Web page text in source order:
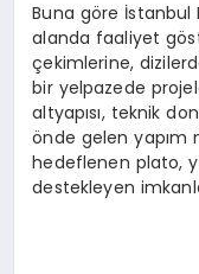
Buna göre İstanbul
alanda faaliyet
çekimlerine,
bir yelpazede
altyapısı, teknik
önde gelen yapım
hedeflenen plato,
destekleyen